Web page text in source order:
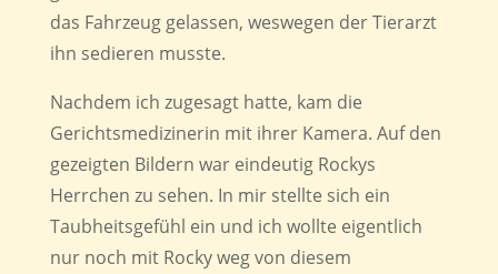
das Fahrzeug gelassen, weswegen der Tierarzt
ihn sedieren musste.
Nachdem ich zugesagt hatte, kam die
Gerichtsmedizinerin mit ihrer Kamera. Auf den
gezeigten Bildern war eindeutig Rockys
Herrchen zu sehen. In mir stellte sich ein
Taubheitsgefühl ein und ich wollte eigentlich
nur noch mit Rocky weg von diesem